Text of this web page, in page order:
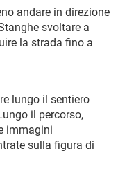
andare in direzione
svoltare a
la strada fino a
lungo il sentiero
il percorso,
immagini
sulla figura di